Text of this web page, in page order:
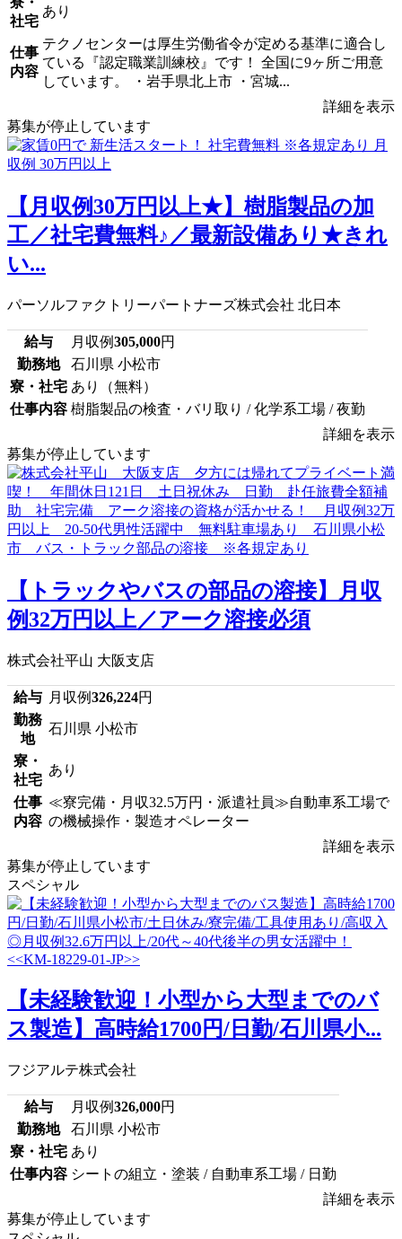
社宅
あり
仕事
内容
テクノセンターは厚生労働省令が定める基準に適合し
ている『認定職業訓練校』です！ 全国に9ヶ所ご用意
しています。 ・岩手県北上市 ・宮城...
詳細を表示
募集が停止しています
【月収例30万円以上★】樹脂製品の加
工／社宅費無料♪／最新設備あり★きれ
い...
パーソルファクトリーパートナーズ株式会社 北日本
給与 月収例305,000円
勤務地
石川県 小松市
寮・社宅 あり（無料）
仕事内容 樹脂製品の検査・バリ取り / 化学系工場 / 夜勤
詳細を表示
募集が停止しています
【トラックやバスの部品の溶接】月収
例32万円以上／アーク溶接必須
株式会社平山 大阪支店
給与 月収例326,224円
勤務
地
石川県 小松市
寮・
社宅
あり
仕事
内容
≪寮完備・月収32.5万円・派遣社員≫自動車系工場で
の機械操作・製造オペレーター
詳細を表示
募集が停止しています
スペシャル
【未経験歓迎！小型から大型までのバ
ス製造】高時給1700円/日勤/石川県小...
フジアルテ株式会社
給与 月収例326,000円
勤務地
石川県 小松市
寮・社宅 あり
仕事内容 シートの組立・塗装 / 自動車系工場 / 日勤
詳細を表示
募集が停止しています